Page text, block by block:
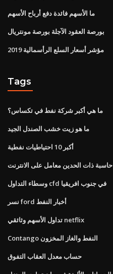
ما الأسهم فائدة دفع أرباح الأسهم
بورصة العقود الآجلة بورصة مونتريال
مؤشر أسعار السلع الرأسمالية 2019
Tags
ما هي أكبر شركة نفط في تكساس؟
ما هو زيت خشب الصندل الجيد
أكبر 10 احتياطيات نفطية
حاسبة ذات الحدين معامل على الانترنت
وسطاء التداول cfd في جنوب افريقيا
نسر ford أخبار النفط
تداول الأسهم وثائقي netflix
Contango النفط والغاز المخزون
حساب معدل العقاب التفوق